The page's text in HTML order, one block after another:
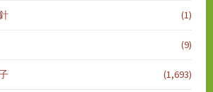
(1)
(9)
(1,693)